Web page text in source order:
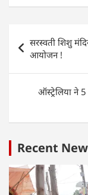
at
s
A
p
p
c
e
b
o
o
navigation
सरस्वती शिशु
आयोजन !
ऑस्ट्रेलिया ने
Recent